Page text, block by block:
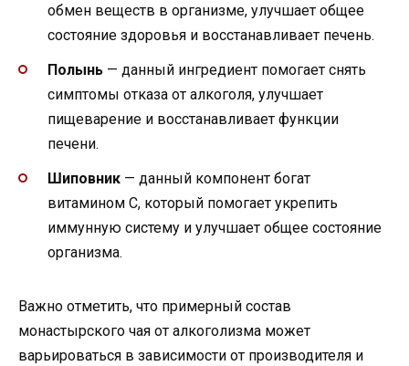
обмен веществ в организме, улучшает общее
состояние здоровья и восстанавливает печень.
Полынь — данный ингредиент помогает снять
симптомы отказа от алкоголя, улучшает
пищеварение и восстанавливает функции
печени.
Шиповник — данный компонент богат
витамином С, который помогает укрепить
иммунную систему и улучшает общее состояние
организма.
Важно отметить, что примерный состав
монастырского чая от алкоголизма может
варьироваться в зависимости от производителя и